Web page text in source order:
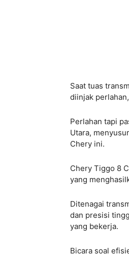
Saat tuas
diinjak
Perlahan tapi
Utara,
Chery ini.
Chery Tiggo 8
yang
Ditenagai
dan presisi
yang bekerja.
Bicara soal